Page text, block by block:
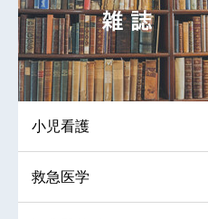
小児看護
救急医学